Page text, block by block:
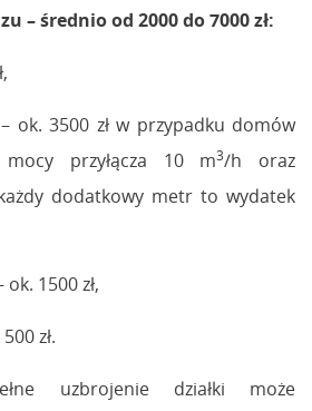
– średnio od 2000 do 7000 zł:
ok. 3500 zł w przypadku domów
przyłącza 10 m3/h oraz
dodatkowy metr to wydatek
1500 zł,
zł.
uzbrojenie działki może